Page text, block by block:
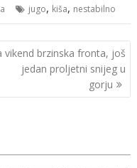
jugo, kiša, nestabilno
vikend brzinska fronta, još
jedan proljetni snijeg u
gorju